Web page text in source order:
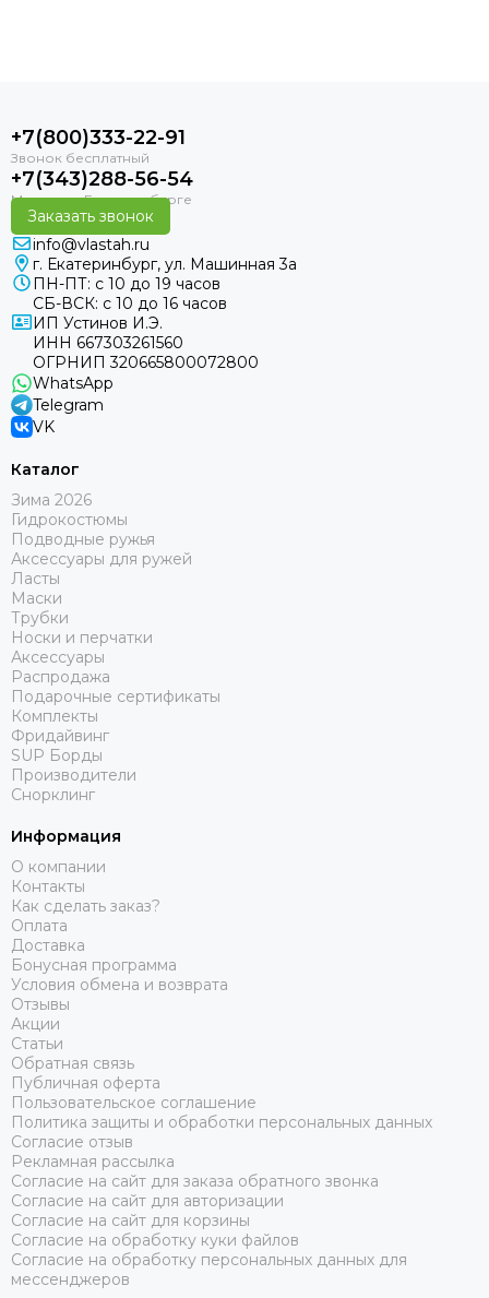
+7(800)333-22-91
+7(343)288-56-54
Заказать звонок
info@vlastah.ru
г. Екатеринбург, ул. Машинная 3а
ПН-ПТ: с 10 до 19 часов
СБ-ВСК: с 10 до 16 часов
ИП Устинов И.Э.
ИНН 667303261560
ОГРНИП 320665800072800
WhatsApp
Telegram
VK
Каталог
Зима 2026
Гидрокостюмы
Подводные ружья
Аксессуары для ружей
Ласты
Маски
Трубки
Носки и перчатки
Аксессуары
Распродажа
Подарочные сертификаты
Комплекты
Фридайвинг
SUP Борды
Производители
Снорклинг
Информация
О компании
Контакты
Как сделать заказ?
Оплата
Доставка
Бонусная программа
Условия обмена и возврата
Отзывы
Акции
Статьи
Обратная связь
Публичная оферта
Пользовательское соглашение
Политика защиты и обработки персональных данных
Согласие отзыв
Рекламная рассылка
Согласие на сайт для заказа обратного звонка
Согласие на сайт для авторизации
Согласие на сайт для корзины
Согласие на обработку куки файлов
Согласие на обработку персональных данных для
мессенджеров